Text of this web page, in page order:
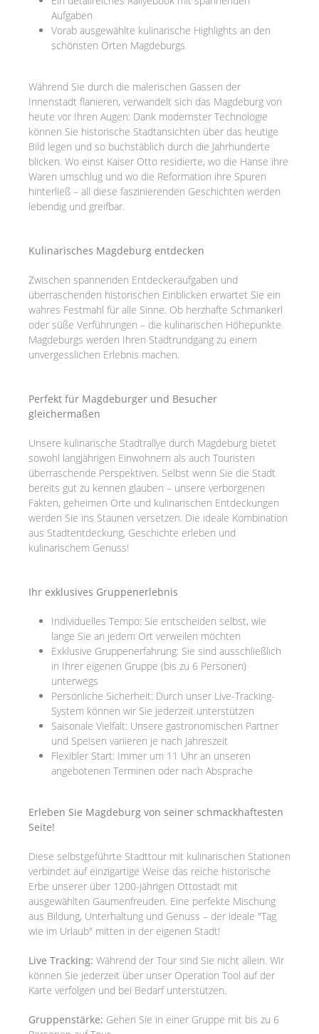
Aufgaben
Vorab ausgewählte kulinarische Highlights an den
schönsten Orten Magdeburgs
Während Sie durch die malerischen Gassen der
Innenstadt flanieren, verwandelt sich das Magdeburg von
heute vor Ihren Augen: Dank modernster Technologie
können Sie historische Stadtansichten über das heutige
Bild legen und so buchstäblich durch die Jahrhunderte
blicken. Wo einst Kaiser Otto residierte, wo die Hanse ihre
Waren umschlug und wo die Reformation ihre Spuren
hinterließ – all diese faszinierenden Geschichten werden
lebendig und greifbar.
Kulinarisches Magdeburg entdecken
Zwischen spannenden Entdeckeraufgaben und
überraschenden historischen Einblicken erwartet Sie ein
wahres Festmahl für alle Sinne. Ob herzhafte Schmankerl
oder süße Verführungen – die kulinarischen Höhepunkte
Magdeburgs werden Ihren Stadtrundgang zu einem
unvergesslichen Erlebnis machen.
Perfekt für Magdeburger und Besucher
gleichermaßen
Unsere kulinarische Stadtrallye durch Magdeburg bietet
sowohl langjährigen Einwohnern als auch Touristen
überraschende Perspektiven. Selbst wenn Sie die Stadt
bereits gut zu kennen glauben – unsere verborgenen
Fakten, geheimen Orte und kulinarischen Entdeckungen
werden Sie ins Staunen versetzen. Die ideale Kombination
aus Stadtentdeckung, Geschichte erleben und
kulinarischem Genuss!
Ihr exklusives Gruppenerlebnis
Individuelles Tempo: Sie entscheiden selbst, wie
lange Sie an jedem Ort verweilen möchten
Exklusive Gruppenerfahrung: Sie sind ausschließlich
in Ihrer eigenen Gruppe (bis zu 6 Personen)
unterwegs
Persönliche Sicherheit: Durch unser Live-Tracking-
System können wir Sie jederzeit unterstützen
Saisonale Vielfalt: Unsere gastronomischen Partner
und Speisen variieren je nach Jahreszeit
Flexibler Start: Immer um 11 Uhr an unseren
angebotenen Terminen oder nach Absprache
Erleben Sie Magdeburg von seiner schmackhaftesten
Seite!
Diese selbstgeführte Stadttour mit kulinarischen Stationen
verbindet auf einzigartige Weise das reiche historische
Erbe unserer über 1200-jährigen Ottostadt mit
ausgewählten Gaumenfreuden. Eine perfekte Mischung
aus Bildung, Unterhaltung und Genuss – der ideale "Tag
wie im Urlaub" mitten in der eigenen Stadt!
Live Tracking: Während der Tour sind Sie nicht allein. Wir
können Sie jederzeit über unser Operation Tool auf der
Karte verfolgen und bei Bedarf unterstützen.
Gruppenstärke: Gehen Sie in einer Gruppe mit bis zu 6